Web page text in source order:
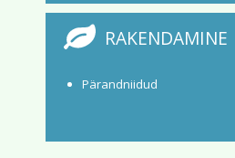
RAKENDAMINE
Pärandniidud